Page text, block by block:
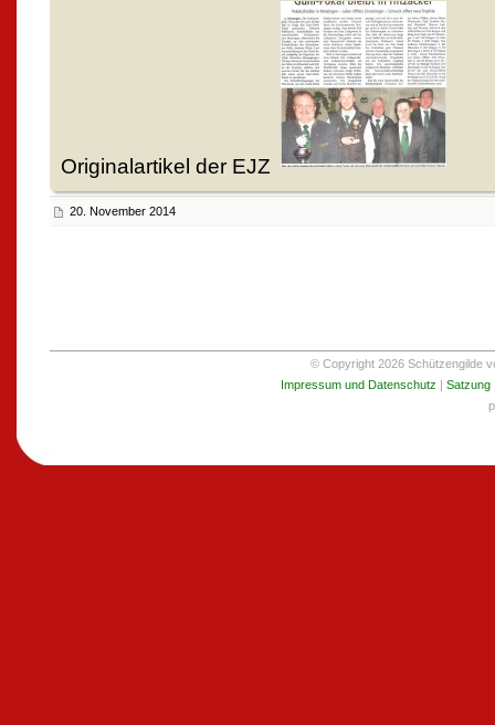
Originalartikel der EJZ
20. November 2014
© Copyright 2026 Schützengilde
Impressum und Datenschutz
Satzung